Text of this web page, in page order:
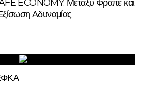
ECONOMY: Μεταξύ Φραπέ και
Αδυναμίας